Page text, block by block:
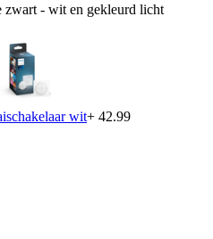
zwart - wit en gekleurd licht
wit+ 42.99